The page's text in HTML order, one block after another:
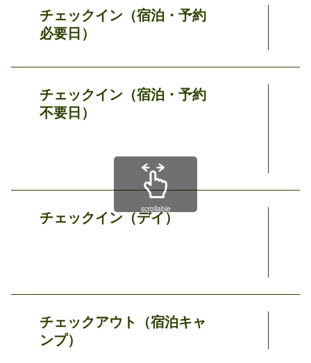
チェックイン（宿泊・予約
必要日）
チェックイン（宿泊・予約
不要日）
チェックイン（デイ）
チェックアウト（宿泊キャ
ンプ）
scrollable